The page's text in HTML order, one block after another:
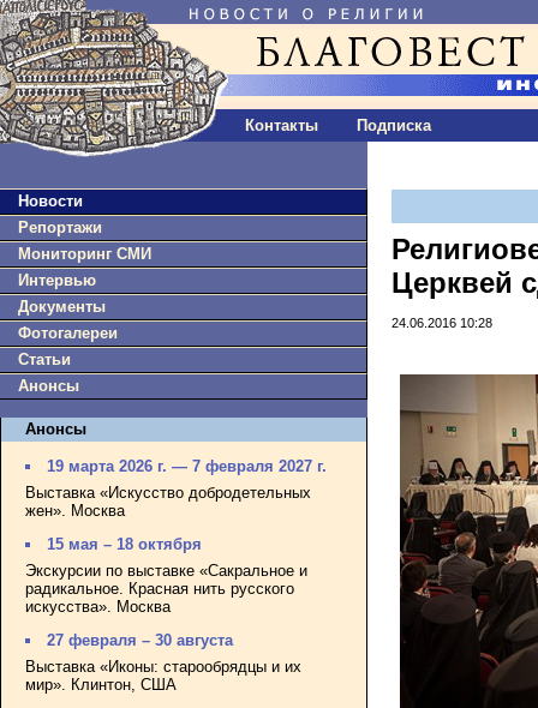
Контакты Подписка
Новости
Репортажи
Мониторинг СМИ
Интервью
Документы
Фотогалереи
Статьи
Анонсы
Анонсы
19 марта 2026 г. — 7 февраля 2027 г.
Выставка «Искусство добродетельных
жен». Москва
15 мая – 18 октября
Экскурсии по выставке «Сакральное и
радикальное. Красная нить русского
искусства». Москва
27 февраля – 30 августа
Выставка «Иконы: старообрядцы и их
мир». Клинтон, США
Церквей
24.06.2016 10:28